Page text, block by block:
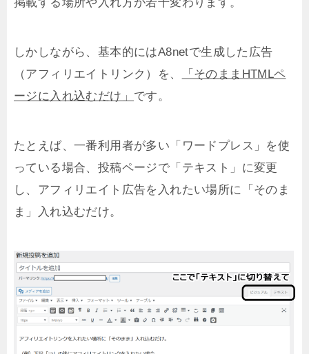
しかしながら、基本的にはA8netで生成した広告
（アフィリエイトリンク）を、
「そのままHTMLペ
ージに入れ込むだけ」 です。
たとえば、一番利用者が多い「ワードプレス」を使
っている場合、投稿ページで「テキスト」に変更
し、アフィリエイト広告を入れたい場所に「そのま
ま」入れ込むだけ。